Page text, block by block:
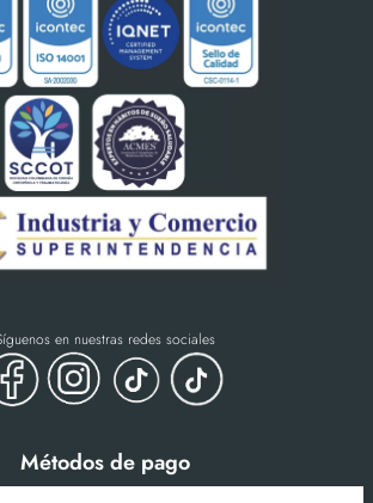
en nuestras redes sociales
Métodos de pago